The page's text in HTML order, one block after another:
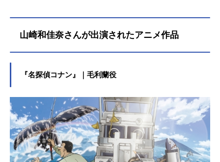
山崎和佳奈さんが出演されたアニメ作品
『名探偵コナン』｜毛利蘭役